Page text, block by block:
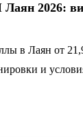
Лаян 2026:
в Лаян от
и